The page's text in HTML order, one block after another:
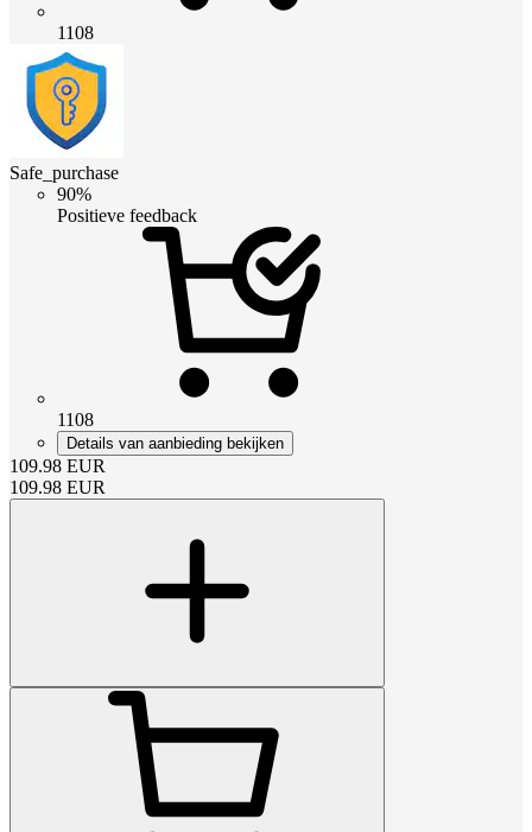
1108
Safe_purchase
90%
Positieve feedback
1108
Details van aanbieding bekijken
109.98 EUR
109.98 EUR